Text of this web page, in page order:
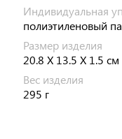
Индивидуальная
полиэтиленовый
Размер изделия
20.8 Х 13.5 X 1.5 см
Вес изделия
295 г